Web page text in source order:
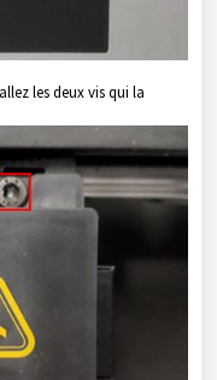
les deux vis qui la